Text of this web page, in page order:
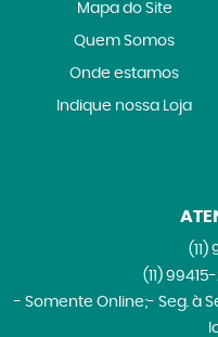
Mapa do Site
Quem Somos
Onde estamos
Indique nossa Loja
(11)
(11)99415-
- Somente Online;- Seg. à